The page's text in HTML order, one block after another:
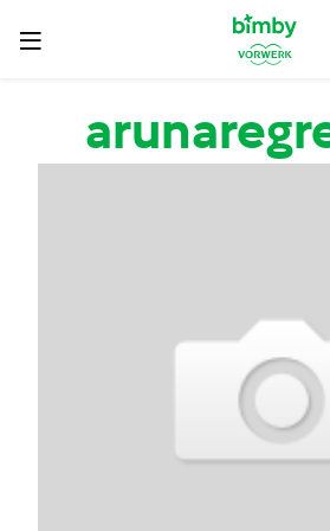
Passar para o conteúdo principal